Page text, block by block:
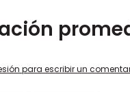
para escribir un